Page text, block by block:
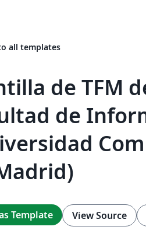
all templates
de TFM
de
Template View Source